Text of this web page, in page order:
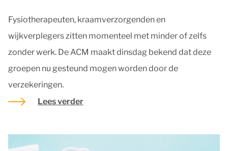
Fysiotherapeuten, kraamverzorgenden en
wijkverplegers zitten momenteel met minder of zelfs
zonder werk. De ACM maakt dinsdag bekend dat deze
groepen nu gesteund mogen worden door de
verzekeringen.
Lees verder